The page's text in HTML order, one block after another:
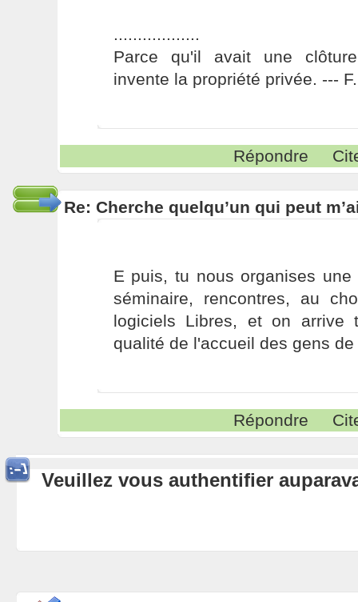
..................
Parce qu'il avait une
invente la propriété privée. ---
Répondre
Re: Cherche quelqu’un qui peut
E puis, tu nous organises une
séminaire, rencontres, au
logiciels Libres, et on arrive
qualité de l'accueil des gens
Répondre
Veuillez vous authentifier